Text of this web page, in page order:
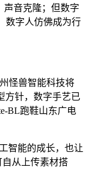
音克隆；但数字
数字人仿佛成为行
怪兽智能科技将
方针，数字手艺已
BL跑鞋山东广电
智能的成长，也让
从上传素材搭